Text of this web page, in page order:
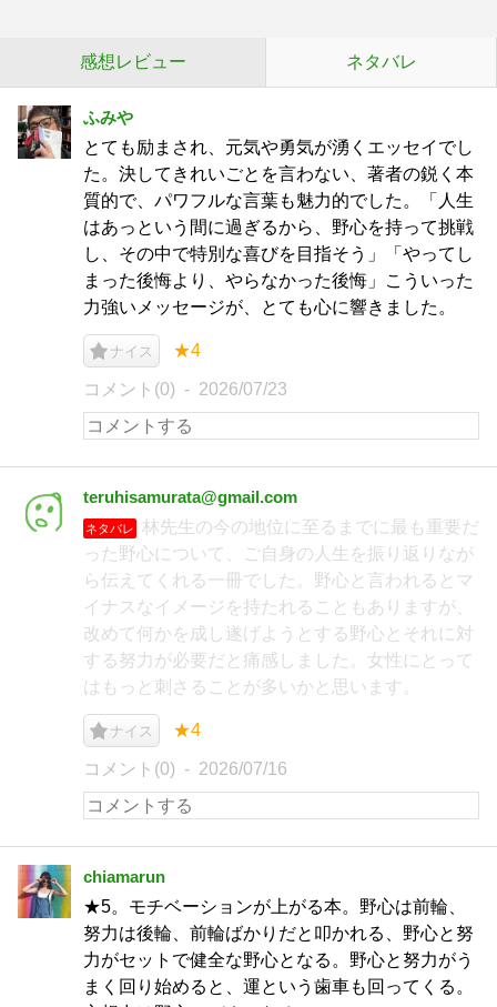
感想レビュー ネタバレ
ふみや
とても励まされ、元気や勇気が湧くエッセイでし
た。決してきれいごとを言わない、著者の鋭く本
質的で、パワフルな言葉も魅力的でした。「人生
はあっという間に過ぎるから、野心を持って挑戦
し、その中で特別な喜びを目指そう」「やってし
まった後悔より、やらなかった後悔」こういった
力強いメッセージが、とても心に響きました。
ナイス ★4
コメント(0) 2026/07/23
teruhisamurata@gmail.com
ネタバレ
林先生の今の地位に至るまでに最も重要だ
った野心について、ご自身の人生を振り返りなが
ら伝えてくれる一冊でした。野心と言われるとマ
イナスなイメージを持たれることもありますが、
改めて何かを成し遂げようとする野心とそれに対
する努力が必要だと痛感しました。女性にとって
はもっと刺さることが多いかと思います。
ナイス ★4
コメント(0) 2026/07/16
chiamarun
★5。モチベーションが上がる本。野心は前輪、
努力は後輪、前輪ばかりだと叩かれる、野心と努
力がセットで健全な野心となる。野心と努力がう
まく回り始めると、運という歯車も回ってくる。